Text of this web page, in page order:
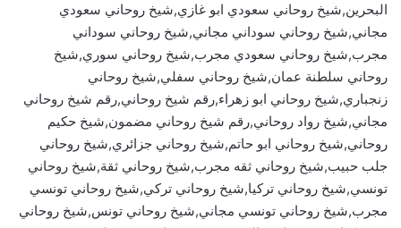
البحرين,شيخ روحاني سعودي ابو غازي,شيخ روحاني سعودي
مجاني,شيخ روحاني سوداني مجاني,شيخ روحاني سوداني
مجرب,شيخ روحاني سعودي مجرب,شيخ روحاني سوري,شيخ
روحاني سلطنة عمان,شيخ روحاني سفلي,شيخ روحاني
زنجباري,شيخ روحاني ابو زهراء,رقم شيخ روحاني,رقم شيخ روحاني
مجاني,شيخ رواد روحاني,رقم شيخ روحاني مضمون,شيخ حكيم
روحاني,شيخ روحاني ابو حاتم,شيخ روحاني جزائري,شيخ روحاني
جلب حبيب,شيخ روحاني ثقه مجرب,شيخ روحاني ثقة,شيخ روحاني
تونسي,شيخ روحاني تركيا,شيخ روحاني تركي,شيخ روحاني تونسي
مجرب,شيخ روحاني تونسي مجاني,شيخ روحاني تونس,شيخ روحاني